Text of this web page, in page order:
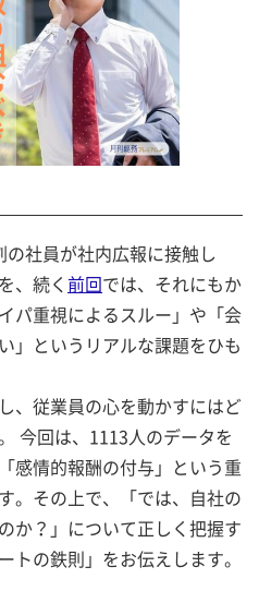
社員が社内広報に接触し
、続く 前回では、それにもか
パ重視によるスルー」や「会
」というリアルな課題をひも
、従業員の心を動かすにはど
今回は、1113人のデータを
感情的報酬の付与」という重
。その上で、「では、自社の
か？」について正しく把握す
トの鉄則」をお伝えします。